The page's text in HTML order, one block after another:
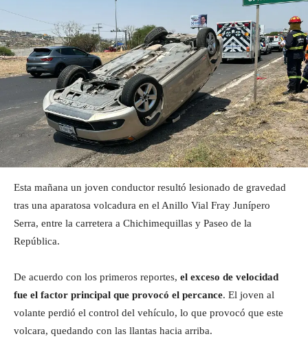
Esta mañana un joven conductor resultó lesionado de gravedad
tras una aparatosa volcadura en el Anillo Vial Fray Junípero
Serra, entre la carretera a Chichimequillas y Paseo de la
República.
De acuerdo con los primeros reportes, el exceso de velocidad
fue el factor principal que provocó el percance. El joven al
volante perdió el control del vehículo, lo que provocó que este
volcara, quedando con las llantas hacia arriba.